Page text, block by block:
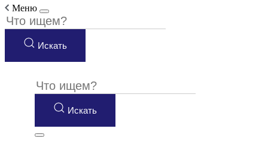
Меню
Искать
Искать